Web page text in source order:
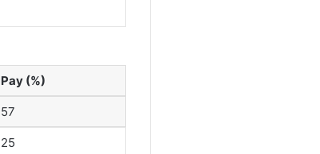
Pay (%)
57
25